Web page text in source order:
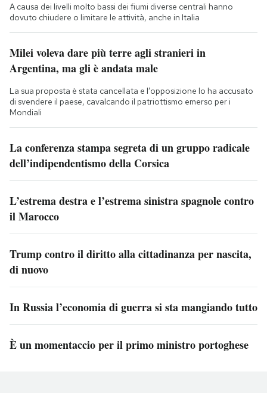
A causa dei livelli molto bassi dei fiumi diverse centrali hanno
dovuto chiudere o limitare le attività, anche in Italia
Milei voleva dare più terre agli stranieri in
Argentina, ma gli è andata male
La sua proposta è stata cancellata e l’opposizione lo ha accusato
di svendere il paese, cavalcando il patriottismo emerso per i
Mondiali
La conferenza stampa segreta di un gruppo radicale
dell’indipendentismo della Corsica
L’estrema destra e l’estrema sinistra spagnole contro
il Marocco
Trump contro il diritto alla cittadinanza per nascita,
di nuovo
In Russia l’economia di guerra si sta mangiando tutto
È un momentaccio per il primo ministro portoghese